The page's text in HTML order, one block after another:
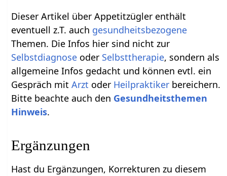
Dieser Artikel über Appetitzügler enthält
eventuell z.T. auch gesundheitsbezogene
Themen. Die Infos hier sind nicht zur
Selbstdiagnose oder Selbsttherapie, sondern als
allgemeine Infos gedacht und können evtl. ein
Gespräch mitArzt oder Heilpraktiker bereichern.
Bitte beachte auch den Gesundheitsthemen
Hinweis.
Ergänzungen
Hast du Ergänzungen, Korrekturen zu diesem